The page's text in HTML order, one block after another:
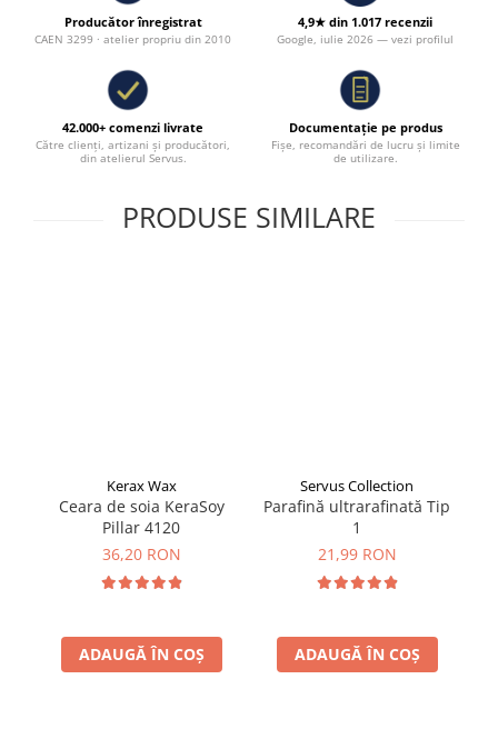
Producător înregistrat
CAEN 3299 · atelier propriu din 2010
4,9★ din 1.017 recenzii
Google, iulie 2026 — vezi profilul
42.000+ comenzi livrate
Către clienți, artizani și producători,
din atelierul Servus.
Documentație pe produs
Fișe, recomandări de lucru și limite
de utilizare.
PRODUSE SIMILARE
Kerax Wax
Ceara de soia KeraSoy
Pillar 4120
36,20 RON
ADAUGĂ ÎN COȘ
Servus Collection
Parafină ultrarafinată Tip
1
21,99 RON
ADAUGĂ ÎN COȘ